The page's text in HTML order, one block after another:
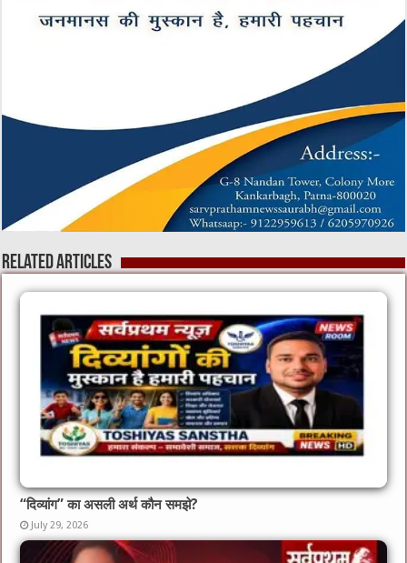
Related Articles
“दिव्यांग” का असली अर्थ कौन समझे?
July 29, 2026